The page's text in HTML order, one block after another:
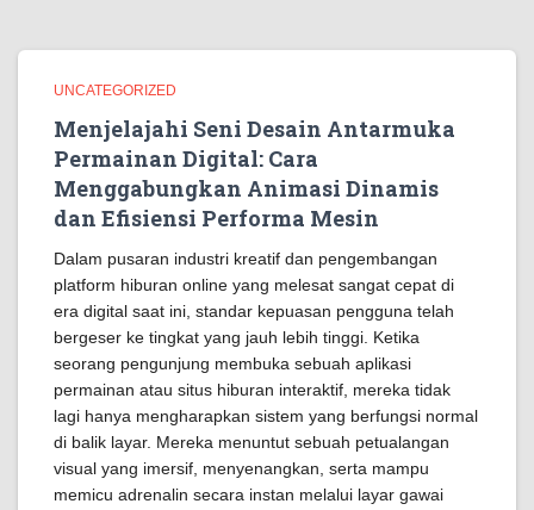
UNCATEGORIZED
Menjelajahi Seni Desain Antarmuka
Permainan Digital: Cara
Menggabungkan Animasi Dinamis
dan Efisiensi Performa Mesin
Dalam pusaran industri kreatif dan pengembangan
platform hiburan online yang melesat sangat cepat di
era digital saat ini, standar kepuasan pengguna telah
bergeser ke tingkat yang jauh lebih tinggi. Ketika
seorang pengunjung membuka sebuah aplikasi
permainan atau situs hiburan interaktif, mereka tidak
lagi hanya mengharapkan sistem yang berfungsi normal
di balik layar. Mereka menuntut sebuah petualangan
visual yang imersif, menyenangkan, serta mampu
memicu adrenalin secara instan melalui layar gawai